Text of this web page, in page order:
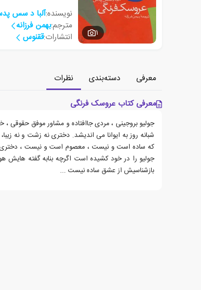
1
نویسنده:آلبا د سس
مترجم:بهمن فرزانه
انتشارات:ققنوس
معرفی دسته‌بندی
نظرات
معرفی کتاب عروسک فرنگی
جولیو بروجینی ، مردی جاافتاده و مشاور موفق حقوقی
شبانه روز به ایوانا می اندیشد. دختری نه زشت و نه
که ساده است و نیست ، معصوم است و نیست ، دختری
جولیو را در خود کشیده است اگرچه بنابه گفته
بازشناسیش از عشق ساده نیست ...